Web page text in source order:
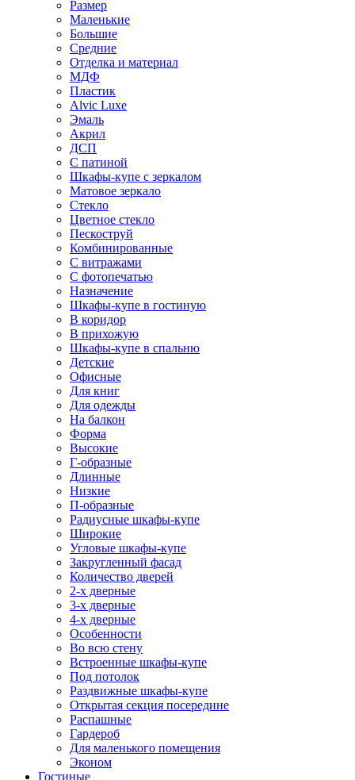
Размер
Маленькие
Большие
Средние
Отделка и материал
МДФ
Пластик
Alvic Luxe
Эмаль
Акрил
ДСП
С патиной
Шкафы-купе с зеркалом
Матовое зеркало
Стекло
Цветное стекло
Пескоструй
Комбинированные
С витражами
С фотопечатью
Назначение
Шкафы-купе в гостиную
В коридор
В прихожую
Шкафы-купе в спальню
Детские
Офисные
Для книг
Для одежды
На балкон
Форма
Высокие
Г-образные
Длинные
Низкие
П-образные
Радиусные шкафы-купе
Широкие
Угловые шкафы-купе
Закругленный фасад
Количество дверей
2-х дверные
3-х дверные
4-х дверные
Особенности
Во всю стену
Встроенные шкафы-купе
Под потолок
Раздвижные шкафы-купе
Открытая секция посередине
Распашные
Гардероб
Для маленького помещения
Эконом
Гостиные